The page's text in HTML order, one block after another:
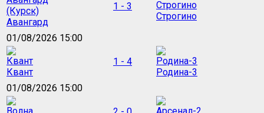
Авангард
1 - 3
Строгино
01/08/2026 15:00
Квант
1 - 4
Родина-3
01/08/2026 15:00